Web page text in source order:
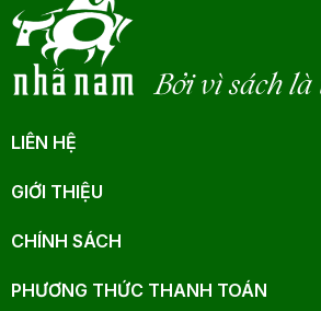
Bởi vì sách là
LIÊN HỆ
GIỚI THIỆU
CHÍNH SÁCH
PHƯƠNG THỨC THANH TOÁN